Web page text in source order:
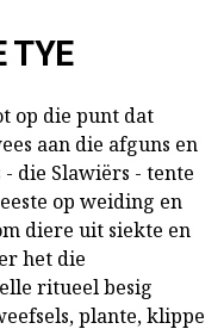
TYE
op die punt dat
aan die afguns en
die Slawiërs - tente
op weiding en
diere uit siekte en
het die
ritueel besig
plante, klippe